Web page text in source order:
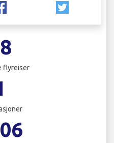
flyreiser